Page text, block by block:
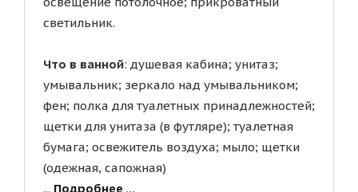
светильник.
Что в ванной: душевая кабина; унитаз;
умывальник; зеркало над умывальником;
фен; полка для туалетных принадлежностей;
щетки для унитаза (в футляре); туалетная
бумага; освежитель воздуха; мыло; щетки
(одежная, сапожная)
... Подробнее ...